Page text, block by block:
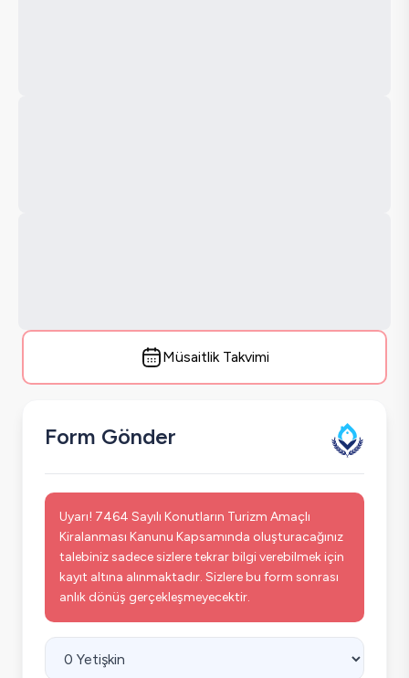
Müsaitlik Takvimi
Form Gönder
Uyarı! 7464 Sayılı Konutların Turizm Amaçlı
Kiralanması Kanunu Kapsamında oluşturacağınız
talebiniz sadece sizlere tekrar bilgi verebilmek için
kayıt altına alınmaktadır. Sizlere bu form sonrası
anlık dönüş gerçekleşmeyecektir.